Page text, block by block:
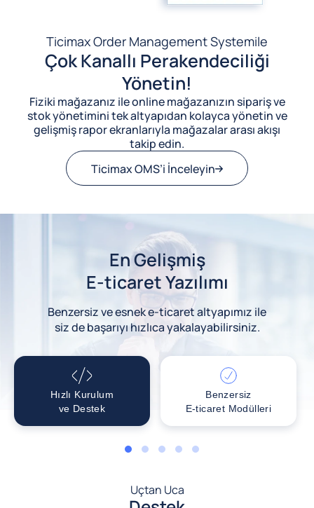
Ticimax Order Management Systemile
Çok Kanallı Perakendeciliği
Yönetin!
Fiziki mağazanız ile online mağazanızın sipariş ve
stok yönetimini tek altyapıdan kolayca yönetin ve
gelişmiş rapor ekranlarıyla mağazalar arası akışı
takip edin.
Ticimax OMS’i İnceleyin
En Gelişmiş
E-ticaret Yazılımı
Benzersiz ve esnek e-ticaret altyapımız ile
siz de başarıyı hızlıca yakalayabilirsiniz.
Hızlı Kurulum
ve Destek
Benzersiz
E-ticaret Modülleri
1 2 3 4 5
Uçtan Uca